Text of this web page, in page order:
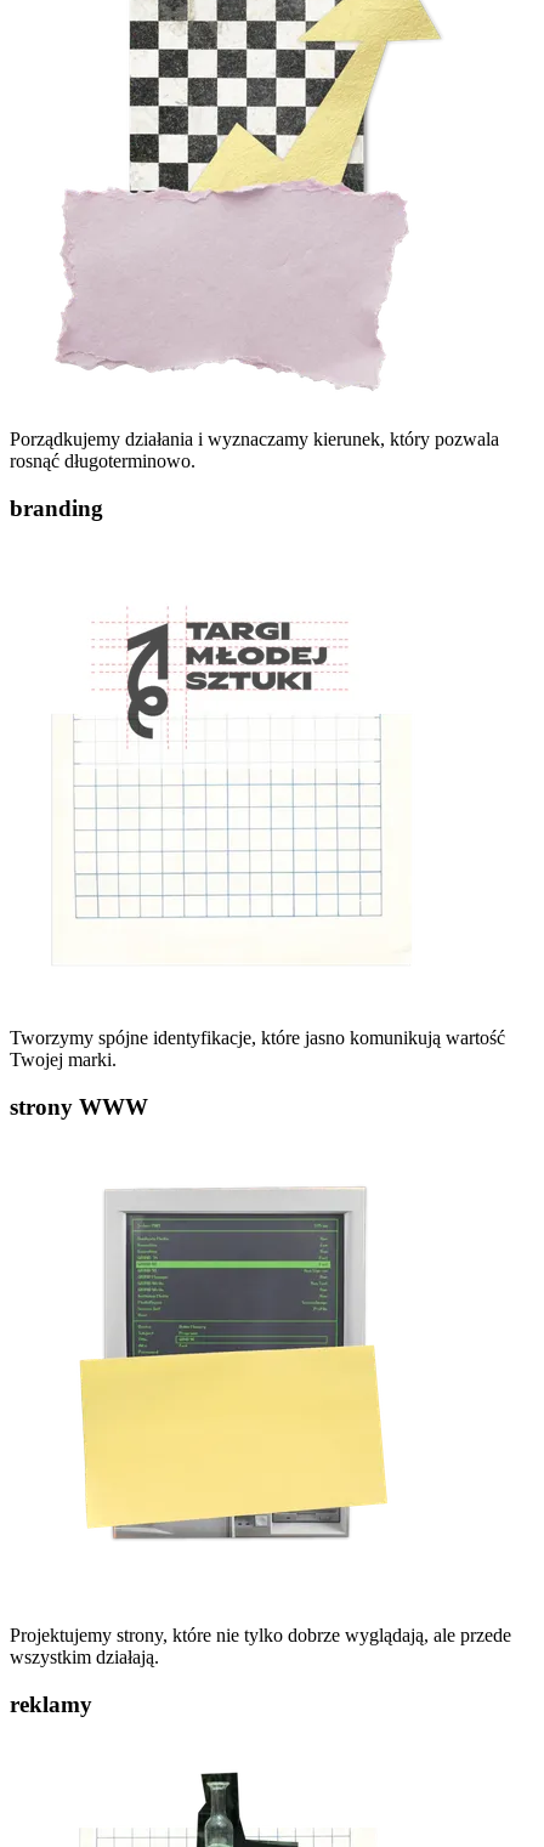
Porządkujemy działania i wyznaczamy kierunek, który pozwala
rosnąć długoterminowo.
branding
Tworzymy spójne identyfikacje, które jasno komunikują wartość
Twojej marki.
strony WWW
Projektujemy strony, które nie tylko dobrze wyglądają, ale przede
wszystkim działają.
reklamy